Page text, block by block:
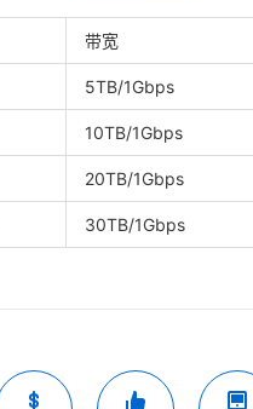
带宽
5TB/1Gbps
10TB/1Gbps
20TB/1Gbps
30TB/1Gbps